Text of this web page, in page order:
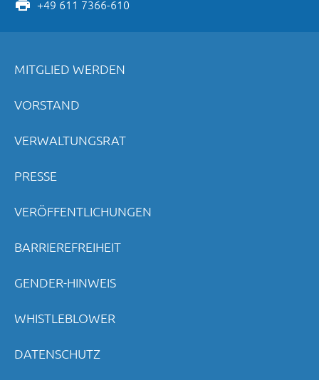
+49 611 7366-610
MITGLIED WERDEN
VORSTAND
VERWALTUNGSRAT
PRESSE
VERÖFFENTLICHUNGEN
BARRIEREFREIHEIT
GENDER-HINWEIS
WHISTLEBLOWER
DATENSCHUTZ